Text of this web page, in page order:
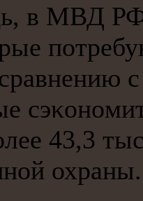
в МВД РФ
43,3
охраны.